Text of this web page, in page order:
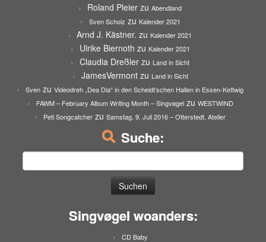
Roland Pleier zu Abendland
Sven Scholz zu Kalender 2021
Arnd J. Kästner. zu Kalender 2021
Ulrike Biernoth zu Kalender 2021
Claudia Dreßler zu Land in Sicht
JamesVermontzu Land in Sicht
Sven zu Videodreh „Dea Dia“ in den Scheidt’schen Hallen in Essen-Kettwig
FAWM – February Album Writing Month – Singvøgelzu WESTWIND
Peti Songcatcher zu Samstag, 9. Juli 2016 – Otterstedt, Atelier
Suche:
Singvøgel woanders:
CD Baby